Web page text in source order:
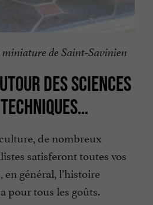
miniature de Saint-Savinien
DES SCIENCES
de nombreux
satisferont toutes vos
en général, l’histoire
pour tous les goûts.